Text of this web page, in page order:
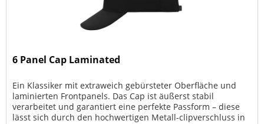
6 Panel Cap Laminated
Ein Klassiker mit extraweich gebürsteter Oberfläche und
laminierten Frontpanels. Das Cap ist äußerst stabil
verarbeitet und garantiert eine perfekte Passform – diese
lässt sich durch den hochwertigen Metall-clipverschluss in